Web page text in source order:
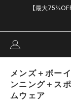
【最大
メンズ＋ボー
ンニング＋ス
ムウェア